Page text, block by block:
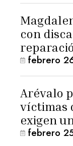
con
febrero
Arévalo
víctimas
exigen
febrero